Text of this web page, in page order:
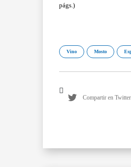
págs.)
Vino Mosto
Compartir en Twitter